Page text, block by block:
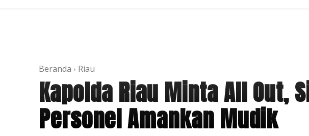
Beranda Riau
Kapolda Riau Minta All Out,
Personel Amankan Mudik